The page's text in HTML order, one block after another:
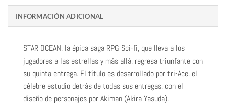
INFORMACIÓN ADICIONAL
STAR OCEAN, la épica saga RPG Sci-fi, que lleva a los
jugadores a las estrellas y más allá, regresa triunfante con
su quinta entrega. El título es desarrollado por tri-Ace, el
célebre estudio detrás de todas sus entregas, con el
diseño de personajes por Akiman (Akira Yasuda).